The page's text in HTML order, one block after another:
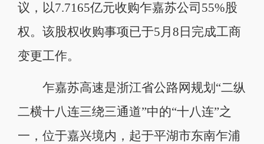
议，以7.7165亿元收购乍嘉苏公司55%股
权。该股权收购事项已于5月8日完成工商
变更工作。
乍嘉苏高速是浙江省公路网规划“二纵
二横十八连三绕三通道”中的“十八连”之
一，位于嘉兴境内，起于平湖市东南乍浦